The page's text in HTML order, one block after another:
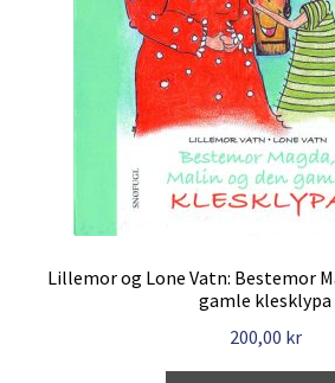
Lillemor og Lone Vatn: Bestemor
gamle klesklypa
200,00 kr